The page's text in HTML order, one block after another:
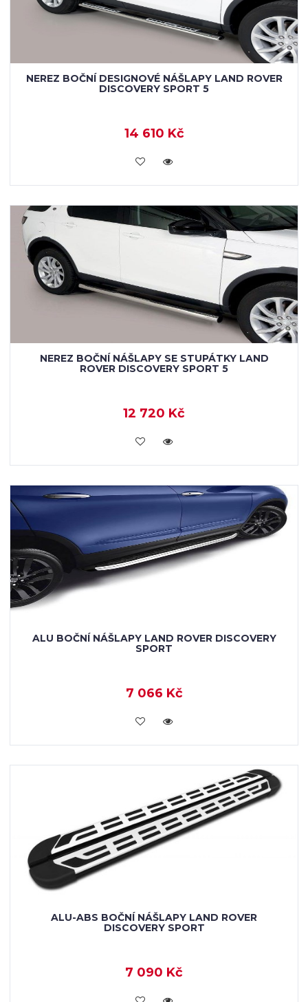
NEREZ BOČNÍ DESIGNOVÉ NÁŠLAPY LAND ROVER
DISCOVERY SPORT 5
14 610 Kč
KOUPIT
NEREZ BOČNÍ NÁŠLAPY SE STUPÁTKY LAND
ROVER DISCOVERY SPORT 5
12 720 Kč
KOUPIT
ALU BOČNÍ NÁŠLAPY LAND ROVER DISCOVERY
SPORT
7 066 Kč
KOUPIT
ALU-ABS BOČNÍ NÁŠLAPY LAND ROVER
DISCOVERY SPORT
7 090 Kč
KOUPIT